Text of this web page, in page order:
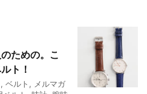
ための。こ
ト！
, ベルト , メルマガ